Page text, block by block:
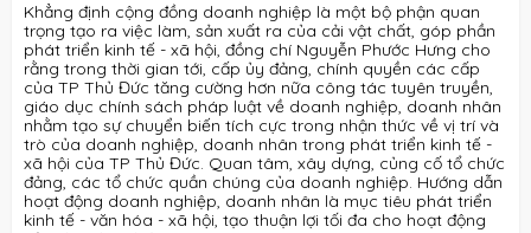
Khẳng định cộng đồng doanh nghiệp là một bộ phận quan
trọng tạo ra việc làm, sản xuất ra của cải vật chất, góp phần
phát triển kinh tế - xã hội, đồng chí Nguyễn Phước Hưng cho
rằng trong thời gian tới, cấp ủy đảng, chính quyền các cấp
của TP Thủ Đức tăng cường hơn nữa công tác tuyên truyền,
giáo dục chính sách pháp luật về doanh nghiệp, doanh nhân
nhằm tạo sự chuyển biến tích cực trong nhận thức về vị trí và
trò của doanh nghiệp, doanh nhân trong phát triển kinh tế -
xã hội của TP Thủ Đức. Quan tâm, xây dựng, củng cố tổ chức
đảng, các tổ chức quần chúng của doanh nghiệp. Hướng dẫn
hoạt động doanh nghiệp, doanh nhân là mục tiêu phát triển
kinh tế - văn hóa - xã hội, tạo thuận lợi tối đa cho hoạt động